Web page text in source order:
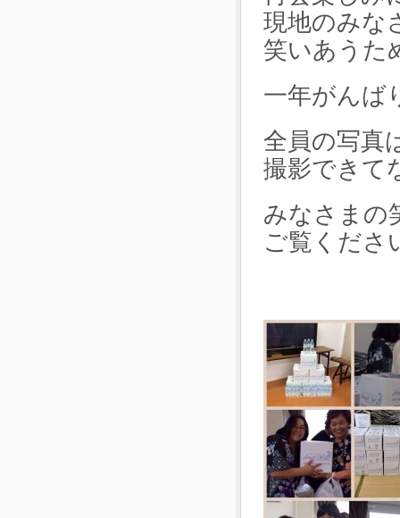
現地のみな
笑いあうた
一年がんば
全員の写真
撮影できて
みなさまの
ご覧くださ